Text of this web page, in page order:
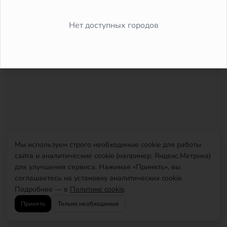
Мы используем строго необходимые cookie для работы
сайта и аналитические cookie (например, Яндекс.Метрика)
для улучшения сервиса. Нажимая «Принять», вы
соглашаетесь на установку аналитических cookie.
Подробнее — в Политике cookie.
Принять Только необходимые
Нет доступных городов